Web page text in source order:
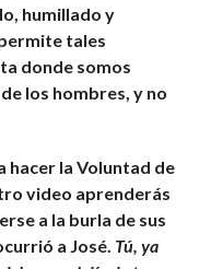
humillado y
tales
donde somos
los hombres, y no
hacer la Voluntad de
video aprenderás
a la burla de sus
a José. Tú, ya